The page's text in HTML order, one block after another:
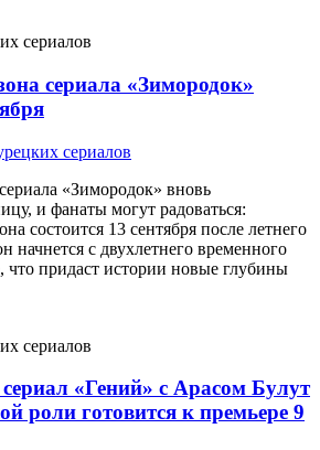
сериалов
сериала «Зимородок»
сериалов
«Зимородок» вновь
и фанаты могут радоваться:
состоится 13 сентября после летнего
начнется с двухлетнего временного
придаст истории новые глубины
сериалов
«Гений» с Арасом Булут
роли готовится к премьере 9